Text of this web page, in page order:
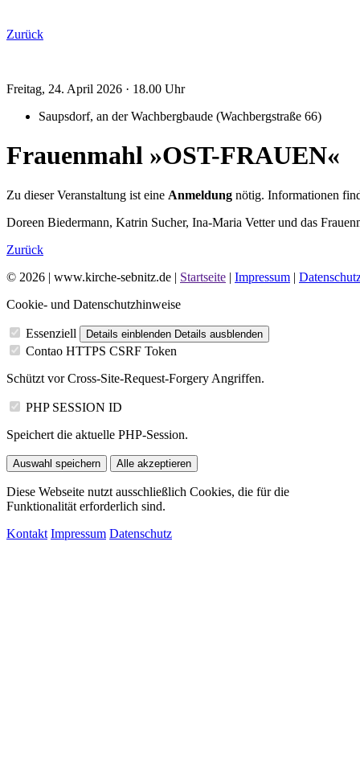
Zurück
Freitag, 24. April 2026 · 18.00 Uhr
Saupsdorf, an der Wachbergbaude (Wachbergstraße 66)
Frauenmahl »OST-FRAUEN«
Zu dieser Veranstaltung ist eine Anmeldung nötig. Informationen
Doreen Bieder­mann, Katrin Sucher, Ina-Maria Vetter und das
Zurück
© 2026 | www.kirche-sebnitz.de | Startseite | Impressum |
Cookie- und Datenschutzhinweise
Essenziell Details einblenden Details ausblenden
Contao HTTPS CSRF Token
Schützt vor Cross-Site-Request-Forgery Angriffen.
PHP SESSION ID
Speichert die aktuelle PHP-Session.
Auswahl speichern Alle akzeptieren
Diese Webseite nutzt ausschließlich Cookies, die für die
Funktionalität erforderlich sind.
Kontakt Impressum Datenschutz